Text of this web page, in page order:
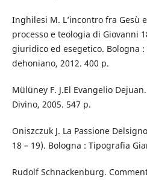
Inghilesi M. L’incontro fra Gesù
processo e teologia di Giovanni
giuridico ed esegetico. Bologna
dehoniano, 2012. 400 p.
Mülüney F. J.El Evangelio
Divino, 2005. 547 p.
Oniszczuk J. La Passione
18 – 19). Bologna : Tipografia
Rudolf Schnackenburg.